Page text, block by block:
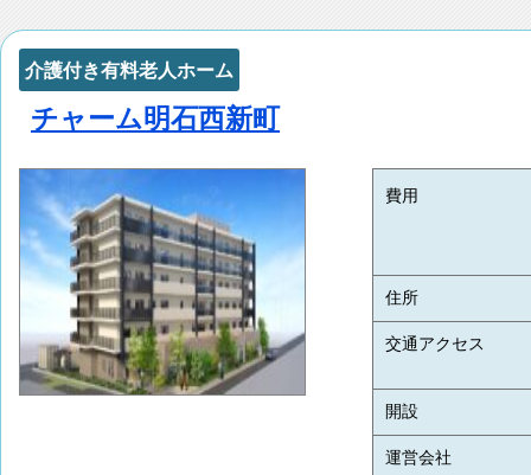
介護付き有料老人ホーム
チャーム明石西新町
費用
住所
交通アクセス
開設
運営会社